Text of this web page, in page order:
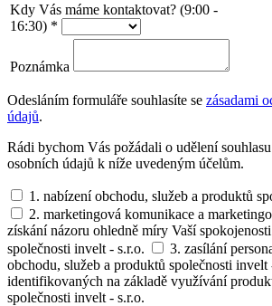
Kdy Vás máme kontaktovat? (9:00 -
16:30) *
Poznámka
Odesláním formuláře souhlasíte se zásadami
údajů.
Rádi bychom Vás požádali o udělení
osobních údajů k níže uvedeným účelům.
1. nabízení obchodu, služeb a produktů
2. marketingová komunikace a
získání názoru ohledně míry Vaší
společnosti invelt - s.r.o.
3. zasílání
obchodu, služeb a produktů společnosti invelt
identifikovaných na základě využívání
společnosti invelt - s.r.o.